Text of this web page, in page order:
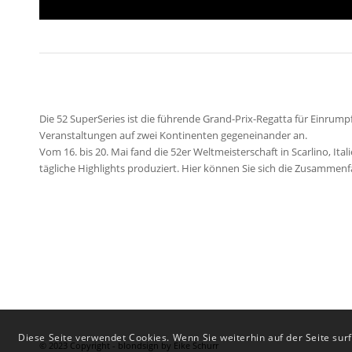
Die 52 SuperSeries ist die führende Grand-Prix-Regatta für
Veranstaltungen auf zwei Kontinenten gegeneinander an.
Vom 16. bis 20. Mai fand die 52er Weltmeisterschaft in Scarlino,
tägliche Highlights produziert. Hier können Sie sich die
© 2023 Copyright - blondsign by Eike Schurr
Diese Seite verwendet Cookies. Wenn Sie weiterhin auf der Seite